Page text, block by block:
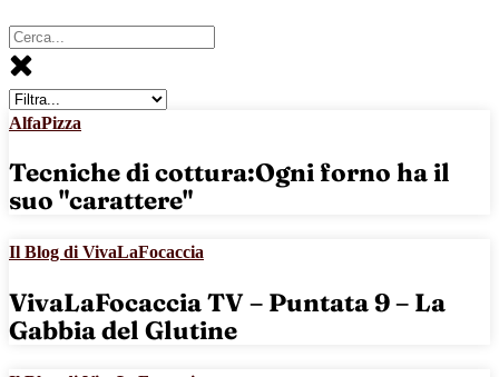
AlfaPizza
Tecniche di cottura:Ogni forno ha il
suo "carattere"
Il Blog di VivaLaFocaccia
VivaLaFocaccia TV – Puntata 9 – La
Gabbia del Glutine